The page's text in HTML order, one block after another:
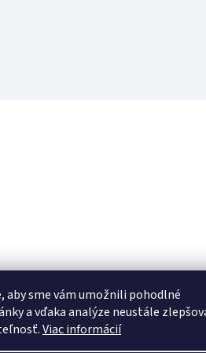
aby sme vám umožnili pohodlné
a vďaka analýze neustále
Viac informácií